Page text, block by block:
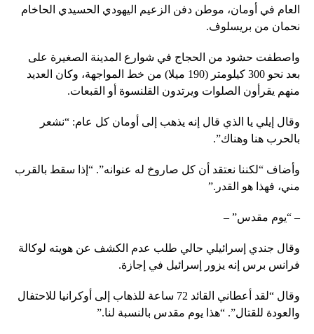
العام في أومان، موطن دفن الزعيم اليهودي الحسيدي الحاخام
نحمان من بريسلوف.
واصطفت حشود من الحجاج في شوارع المدينة الصغيرة على
بعد نحو 300 كيلومتر (190 ميلا) من خط المواجهة، وكان العديد
منهم يقرأون الصلوات ويرتدون القلنسوة أو القبعات.
وقال إيلي يا الذي قال إنه يذهب إلى أومان كل عام: “نشعر
بالحرب هنا وهناك”.
وأضاف “لكننا نعتقد أن كل صاروخ له عنوانه”. “إذا سقط بالقرب
مني، فهذا هو القدر.”
– “يوم مقدس” –
وقال جندي إسرائيلي حالي طلب عدم الكشف عن هويته لوكالة
فرانس برس إنه يزور إسرائيل في إجازة.
وقال “لقد أعطاني القائد 72 ساعة للذهاب إلى أوكرانيا للاحتفال
والعودة للقتال”. “هذا يوم مقدس بالنسبة لنا.”